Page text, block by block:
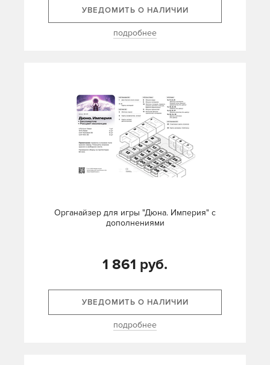
УВЕДОМИТЬ О НАЛИЧИИ
подробнее
Органайзер для игры "Дюна. Империя" с
дополнениями
1 861 руб.
УВЕДОМИТЬ О НАЛИЧИИ
подробнее